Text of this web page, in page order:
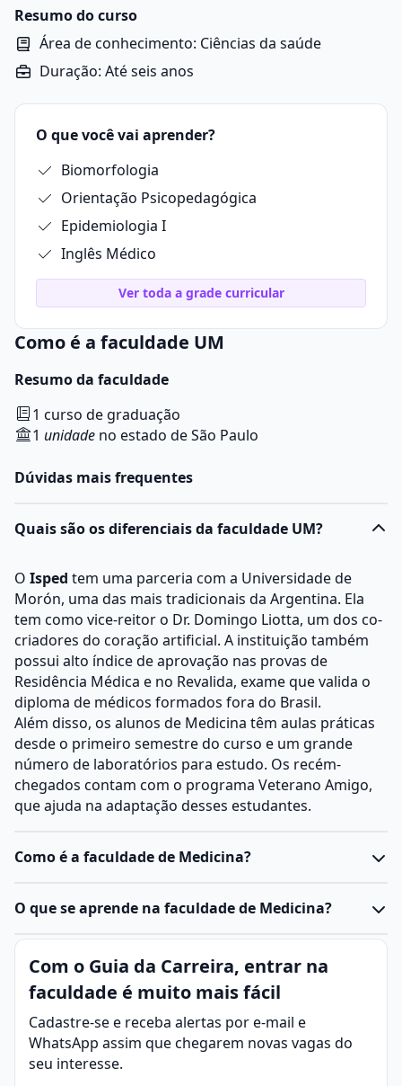
Resumo do curso
Área de conhecimento: Ciências da saúde
Duração: Até seis anos
O que você vai aprender?
Biomorfologia
Orientação Psicopedagógica
Epidemiologia I
Inglês Médico
Ver toda a grade curricular
Como é a faculdade UM
Resumo da faculdade
1 curso de graduação
1 unidade no estado de São Paulo
Dúvidas mais frequentes
Quais são os diferenciais da faculdade UM?
O Isped tem uma parceria com a Universidade de
Morón, uma das mais tradicionais da Argentina. Ela
tem como vice-reitor o Dr. Domingo Liotta, um dos co-
criadores do coração artificial. A instituição também
possui alto índice de aprovação nas provas de
Residência Médica e no Revalida, exame que valida o
diploma de médicos formados fora do Brasil.
Além disso, os alunos de Medicina têm aulas práticas
desde o primeiro semestre do curso e um grande
número de laboratórios para estudo. Os recém-
chegados contam com o programa Veterano Amigo,
que ajuda na adaptação desses estudantes.
Como é a faculdade de Medicina?
O curso de Medicinaforma profissionais capacitados
além de atuar na prevenção e promoção do bem-estar.
A graduação combina teoria e prática, preparando o
estudante para trabalhar em diferentes áreas da
Duração média de seis anos, com aulas teóricas e
práticas.
Primeiros anos focados em disciplinas básicas:
O que se aprende na faculdade de Medicina?
Medicina é a área da ciência que estuda o corpo
humano, identificando e tratando doenças para
promover a saúde e o bem-estar da sociedade.
Em resumo, o curso
Estuda o corpo humano, doenças, diagnóstico,
tratamento e prevenção, integrando conhecimento
Com o Guia da Carreira, entrar na
faculdade é muito mais fácil
Cadastre-se e receba alertas por e-mail e
WhatsApp assim que chegarem novas vagas do
seu interesse.